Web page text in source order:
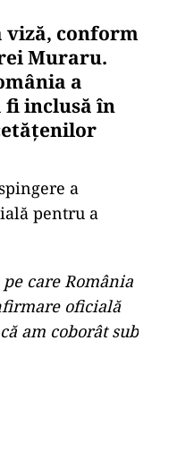
viză, conform
Muraru.
a
fi inclusă în
a
pentru a
care România
oficială
am coborât sub